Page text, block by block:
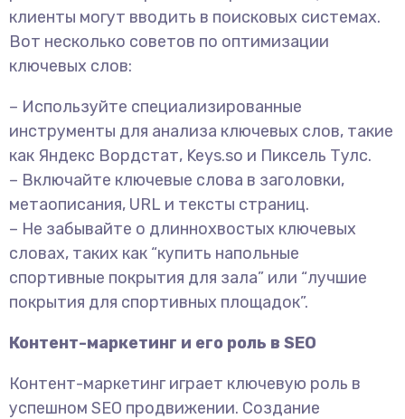
клиенты могут вводить в поисковых системах.
Вот несколько советов по оптимизации
ключевых слов:
– Используйте специализированные
инструменты для анализа ключевых слов, такие
как Яндекс Вордстат, Keys.so и Пиксель Тулс.
– Включайте ключевые слова в заголовки,
метаописания, URL и тексты страниц.
– Не забывайте о длиннохвостых ключевых
словах, таких как “купить напольные
спортивные покрытия для зала” или “лучшие
покрытия для спортивных площадок”.
Контент-маркетинг и его роль в SEO
Контент-маркетинг играет ключевую роль в
успешном SEO продвижении. Создание